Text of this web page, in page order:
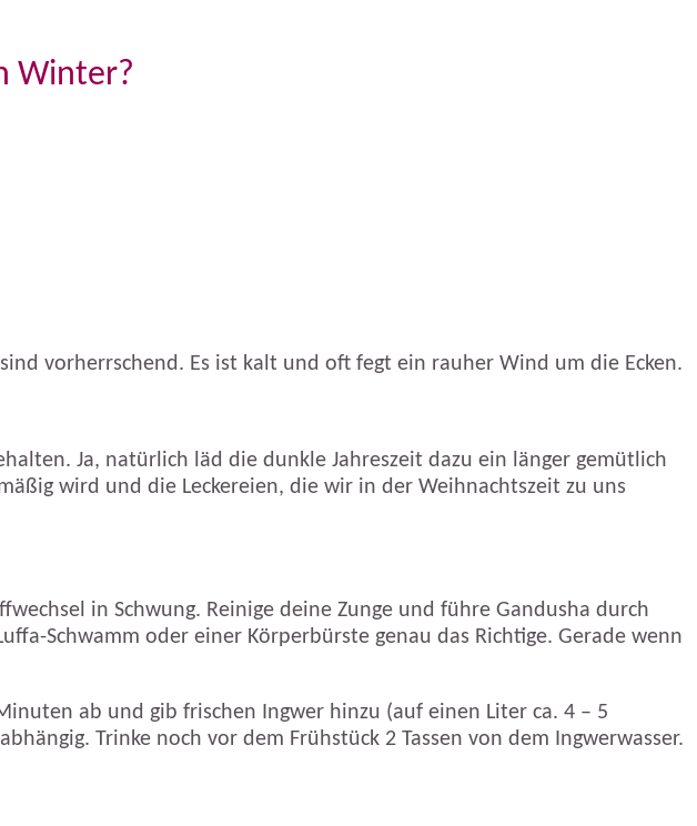
Winter?
vorherrschend. Es ist kalt und oft fegt ein rauher Wind um die Ecken.
Ja, natürlich läd die dunkle Jahreszeit dazu ein länger gemütlich
wird und die Leckereien, die wir in der Weihnachtszeit zu uns
in Schwung. Reinige deine Zunge und führe Gandusha durch
Schwamm oder einer Körperbürste genau das Richtige. Gerade wenn
ab und gib frischen Ingwer hinzu (auf einen Liter ca. 4 – 5
Trinke noch vor dem Frühstück 2 Tassen von dem Ingwerwasser.